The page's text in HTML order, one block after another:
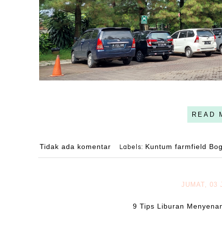
READ
Tidak ada komentar Labels: Kuntum farmfield
JUMAT, 03
9 Tips Liburan